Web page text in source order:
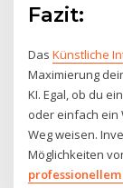
Fazit:
DasKünstliche
Maximierung
KI. Egal, ob du
oder einfach ein
Weg weisen.
Möglichkeiten